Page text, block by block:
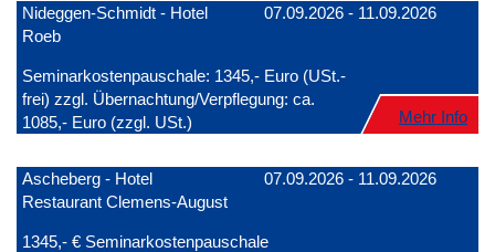
Nideggen-Schmidt - Hotel
Roeb
07.09.2026 - 11.09.2026
Seminarkostenpauschale: 1345,- Euro (USt.-
frei) zzgl. Übernachtung/Verpflegung: ca.
1085,- Euro (zzgl. USt.)
Mehr Info
Ascheberg - Hotel
Restaurant Clemens-August
07.09.2026 - 11.09.2026
1345,- € Seminarkostenpauschale